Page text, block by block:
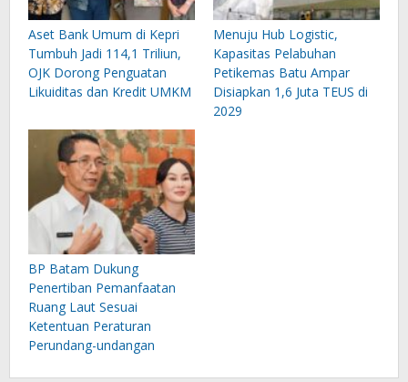
Aset Bank Umum di Kepri
Tumbuh Jadi 114,1 Triliun,
OJK Dorong Penguatan
Likuiditas dan Kredit UMKM
Menuju Hub Logistic,
Kapasitas Pelabuhan
Petikemas Batu Ampar
Disiapkan 1,6 Juta TEUS di
2029
BP Batam Dukung
Penertiban Pemanfaatan
Ruang Laut Sesuai
Ketentuan Peraturan
Perundang-undangan